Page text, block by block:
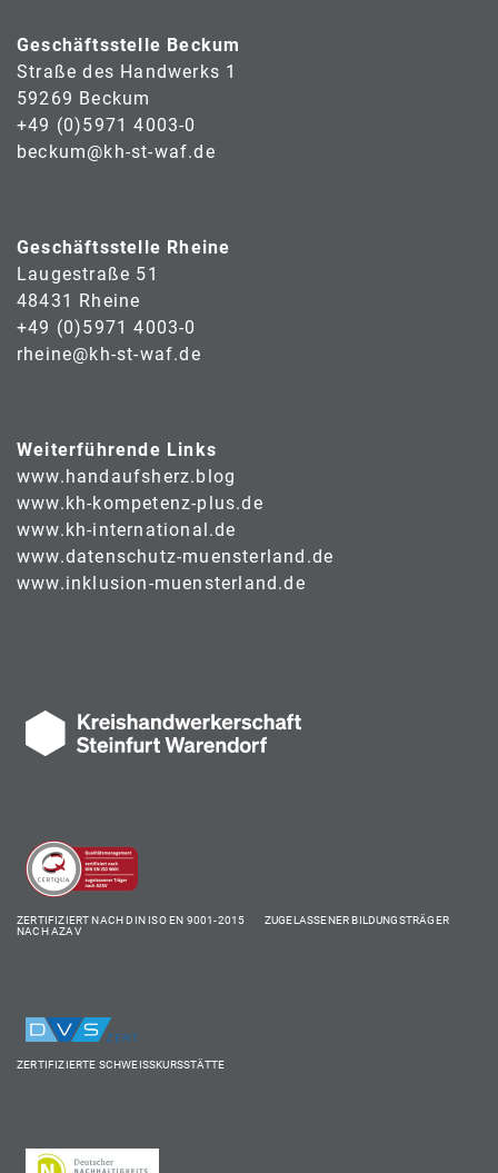
Geschäftsstelle Beckum
Straße des Handwerks 1
59269 Beckum
+49 (0)5971 4003-0
beckum@kh-st-waf.de
Geschäftsstelle Rheine
Laugestraße 51
48431 Rheine
+49 (0)5971 4003-0
rheine@kh-st-waf.de
Weiterführende Links
www.handaufsherz.blog
www.kh-kompetenz-plus.de
www.kh-international.de
www.datenschutz-muensterland.de
www.inklusion-muensterland.de
ZERTIFIZIERT NACH DIN ISO EN 9001-2015 ZUGELASSENER BILDUNGSTRÄGER
NACH AZAV
ZERTIFIZIERTE SCHWEISSKURSSTÄTTE